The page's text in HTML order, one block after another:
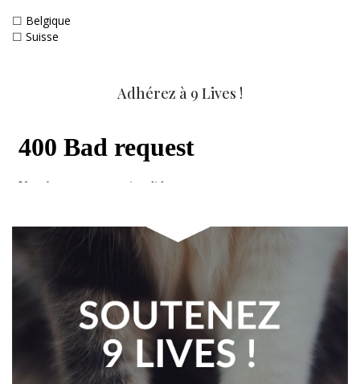
☐ Belgique
☐ Suisse
Adhérez à 9 Lives !